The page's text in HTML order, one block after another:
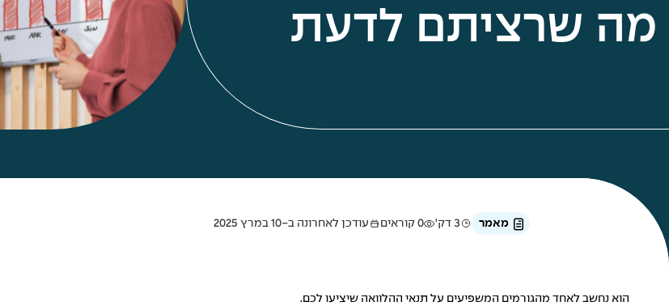
מה שרציתם לדעת
מאמר 3 דק' 0 קוראים עודכן לאחרונה ב-10 במרץ 2025
הוא נחשב לאחד מהגורמים המשפיעים על תנאי ההלוואה שיציעו לכם.